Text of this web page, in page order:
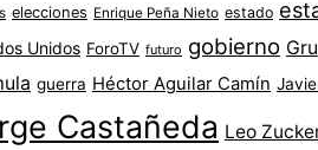
elecciones Enrique Peña Nieto estado
Unidos ForoTV futuro gobierno
guerra Héctor Aguilar Camín
Castañeda Leo